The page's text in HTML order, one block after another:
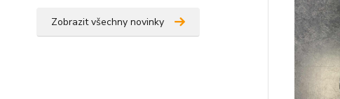
Zobrazit všechny novinky